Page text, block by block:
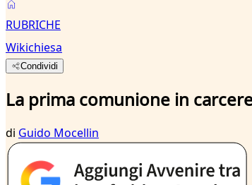
RUBRICHE
Wikichiesa
Condividi
La prima comunione in
di Guido Mocellin